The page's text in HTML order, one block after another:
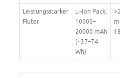
Leistungsstarker
Fluter
Li-Ion Pack,
10000–
20000 mAh
(~37–74
Wh)